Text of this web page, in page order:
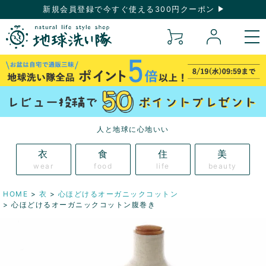
新規会員登録で今すぐ使える300円クーポン
人と地球に心地いい
衣
wear
食
food
住
life
美
beauty
HOME 衣
心ほどけるオーガニックコットン
心ほどけるオーガニックコットン腹巻き